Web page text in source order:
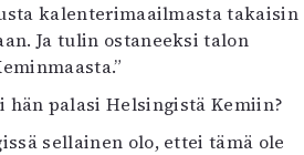
kalenterimaailmasta takaisin
Ja tulin ostaneeksi talon
hän palasi Helsingistä Kemiin?
sellainen olo, ettei tämä ole